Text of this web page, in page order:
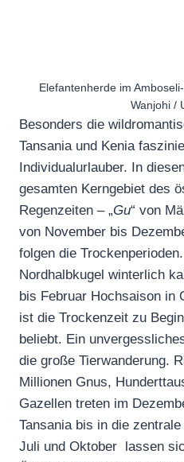
Elefantenherde im
Wanjohi /
Besonders die
Tansania und Kenia
Individualurlauber. In
gesamten Kerngebiet des
Regenzeiten – „Gu“ von
von November bis
folgen die
Nordhalbkugel winterlich
bis Februar Hochsaison in
ist die Trockenzeit zu
beliebt. Ein
die große Tierwanderung.
Millionen Gnus,
Gazellen treten im
Tansania bis in die
Juli und Oktober lassen